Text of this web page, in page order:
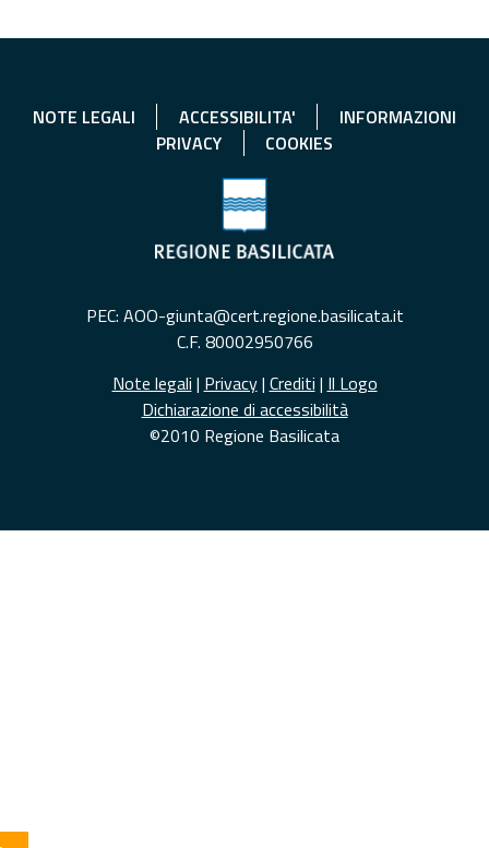
NOTE LEGALI ACCESSIBILITA'
INFORMAZIONI
PRIVACY
COOKIES
PEC: AOO-giunta@cert.regione.basilicata.it
C.F. 80002950766
Note legali | Privacy| Crediti | Il Logo
Dichiarazione di accessibilità
©2010 Regione Basilicata